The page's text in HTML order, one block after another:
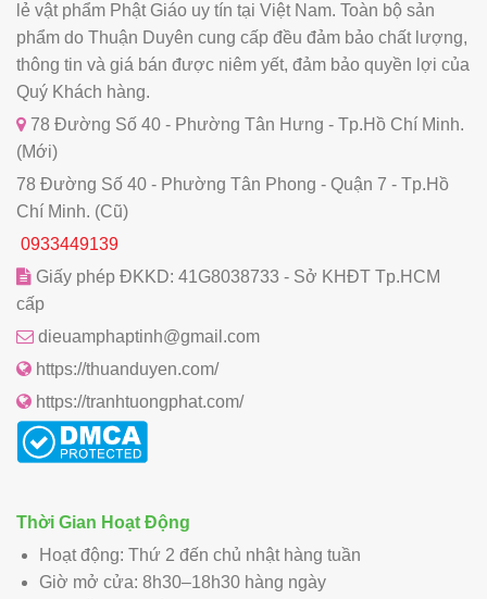
lẻ vật phẩm Phật Giáo uy tín tại Việt Nam. Toàn bộ sản
phẩm do Thuận Duyên cung cấp đều đảm bảo chất lượng,
thông tin và giá bán được niêm yết, đảm bảo quyền lợi của
Quý Khách hàng.
78 Đường Số 40 - Phường Tân Hưng - Tp.Hồ Chí Minh.
(Mới)
78 Đường Số 40 - Phường Tân Phong - Quận 7 - Tp.Hồ
Chí Minh. (Cũ)
0933449139
Giấy phép ĐKKD: 41G8038733 - Sở KHĐT Tp.HCM
cấp
dieuamphaptinh@gmail.com
https://thuanduyen.com/
https://tranhtuongphat.com/
Thời Gian Hoạt Động
Hoạt động: Thứ 2 đến chủ nhật hàng tuần
Giờ mở cửa: 8h30–18h30 hàng ngày